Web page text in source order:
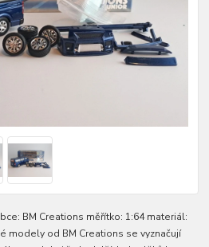
BM Creations měřítko: 1:64 materiál:
modely od BM Creations se vyznačují